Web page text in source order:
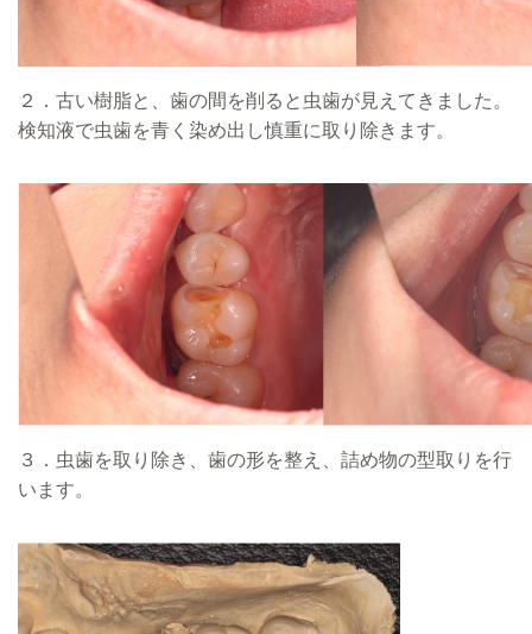
２．古い樹脂と、歯の間を削ると虫歯が見えてきました。
検知液で虫歯を青く染め出し慎重に取り除きます。
３．虫歯を取り除き、歯の形を整え、詰め物の型取りを行
います。